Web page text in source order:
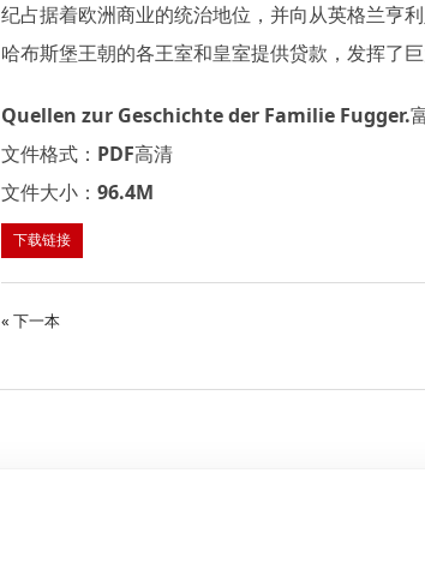
纪占据着欧洲商业的统治地位，并向从英格兰亨
哈布斯堡王朝的各王室和皇室提供贷款，发挥了巨
Quellen zur Geschichte der Familie Fugger.
文件格式：PDF高清
文件大小：96.4M
下载链接
« 下一本